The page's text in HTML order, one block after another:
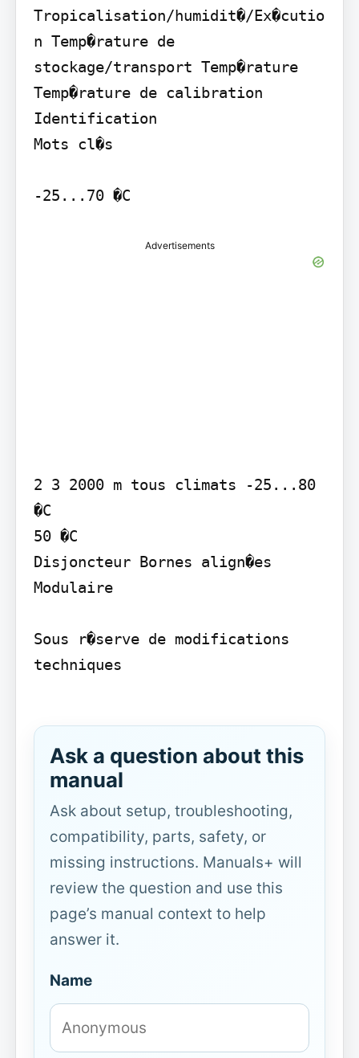
Tropicalisation/humidit�/Ex�cutio
n Temp�rature de
stockage/transport Temp�rature
Temp�rature de calibration
Identification
Mots cl�s
-25...70 �C
Advertisements
2 3 2000 m tous climats -25...80
�C
50 �C
Disjoncteur Bornes align�es
Modulaire
Sous r�serve de modifications
techniques
Ask a question about this
manual
Ask about setup, troubleshooting,
compatibility, parts, safety, or
missing instructions. Manuals+ will
review the question and use this
page’s manual context to help
answer it.
Name